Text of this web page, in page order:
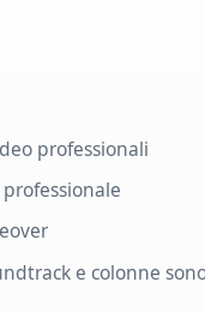
professionali
e colonne